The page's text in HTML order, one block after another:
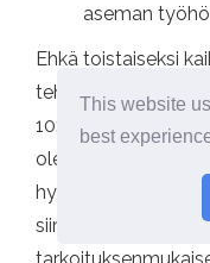
This website
best
aseman
Ehkä toistaiseksi
tehdä mitä tahansa
10: ssä yleensä,
olet juuri ostanut
hyödyllinen
siirtyy kiintolevyltä